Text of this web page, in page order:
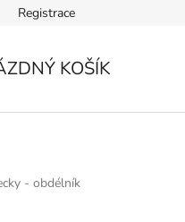
Ověřování recenzí
Registrace
KOŠÍK
- obdélník